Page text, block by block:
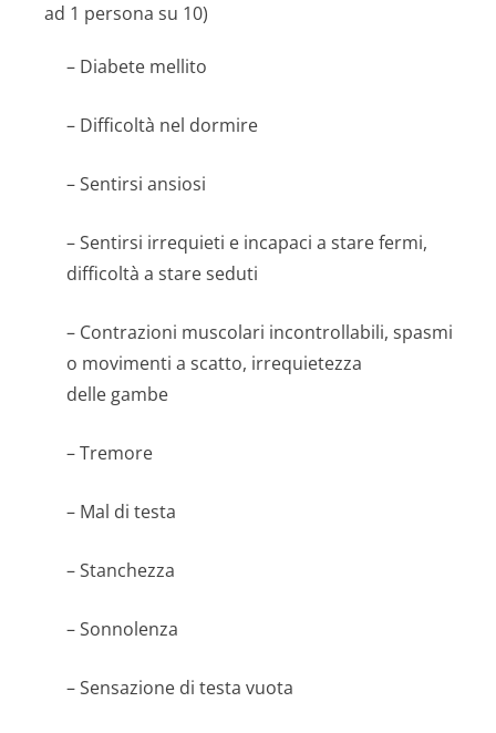
ad 1 persona su 10)
– Diabete mellito
– Difficoltà nel dormire
– Sentirsi ansiosi
– Sentirsi irrequieti e incapaci a stare fermi,
difficoltà a stare seduti
– Contrazioni muscolari incontrollabili, spasmi
o movimenti a scatto, irrequietezza
delle gambe
– Tremore
– Mal di testa
– Stanchezza
– Sonnolenza
– Sensazione di testa vuota